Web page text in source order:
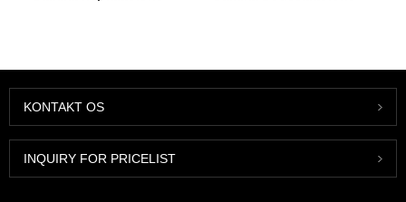
KONTAKT OS
INQUIRY FOR PRICELIST